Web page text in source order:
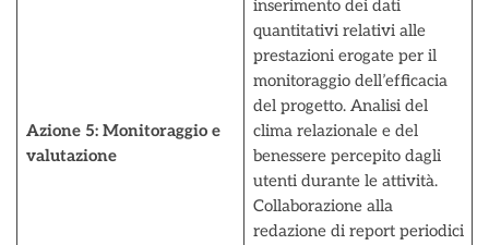
Azione 5: Monitoraggio e
valutazione
inserimento dei dati
quantitativi relativi alle
prestazioni erogate per il
monitoraggio dell’efficacia
del progetto. Analisi del
clima relazionale e del
benessere percepito dagli
utenti durante le attività.
Collaborazione alla
redazione di report periodici